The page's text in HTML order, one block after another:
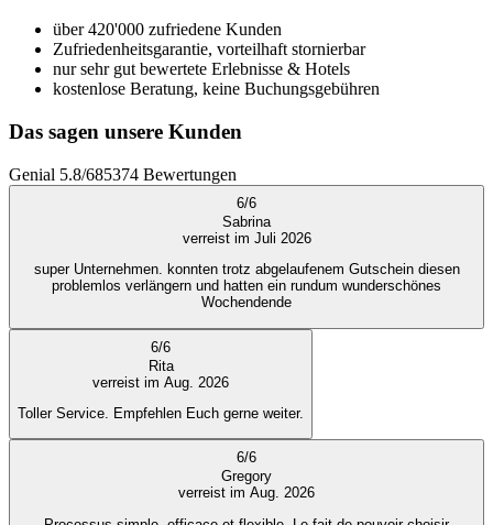
über 420'000 zufriedene Kunden
Zufriedenheitsgarantie, vorteilhaft stornierbar
nur sehr gut bewertete Erlebnisse & Hotels
kostenlose Beratung, keine Buchungsgebühren
Das sagen unsere Kunden
Genial 5.8/685374 Bewertungen
6/6
Sabrina
verreist im Juli 2026
super Unternehmen. konnten trotz abgelaufenem Gutschein diesen
problemlos verlängern und hatten ein rundum wunderschönes
Wochendende
6/6
Rita
verreist im Aug. 2026
Toller Service. Empfehlen Euch gerne weiter.
6/6
Gregory
verreist im Aug. 2026